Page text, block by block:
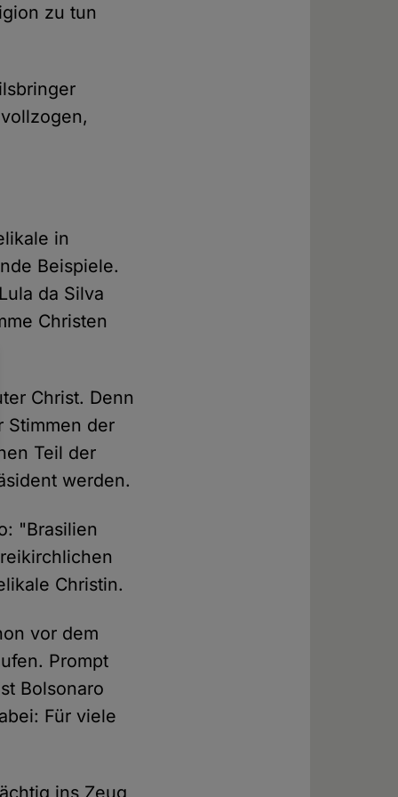
zu tun
in
Beispiele.
da Silva
Christen
Christ. Denn
Stimmen der
Teil der
werden.
"Brasilien
Christin.
vor dem
Prompt
Bolsonaro
Für viele